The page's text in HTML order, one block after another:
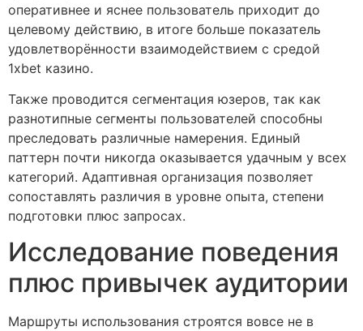
оперативнее и яснее пользователь приходит до
целевому действию, в итоге больше показатель
удовлетворённости взаимодействием с средой
1xbet казино.
Также проводится сегментация юзеров, так как
разнотипные сегменты пользователей способны
преследовать различные намерения. Единый
паттерн почти никогда оказывается удачным у всех
категорий. Адаптивная организация позволяет
сопоставлять различия в уровне опыта, степени
подготовки плюс запросах.
Исследование поведения
плюс привычек аудитории
Маршруты использования строятся вовсе не в